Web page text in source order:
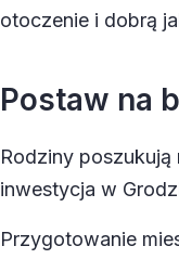
otoczenie i dobrą
Postaw na
Rodziny
inwestycja w
Przygotowanie